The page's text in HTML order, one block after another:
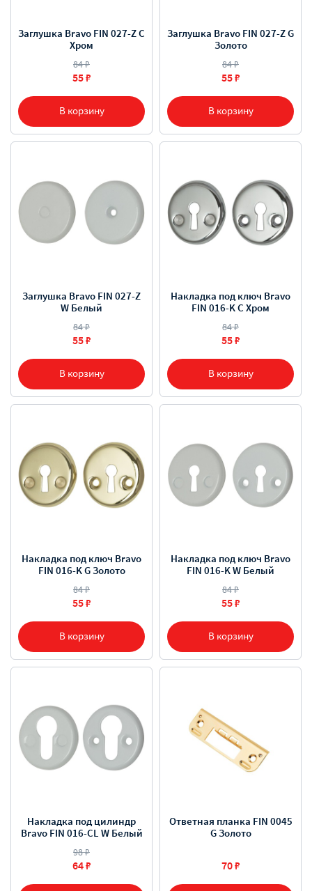
В корзину
Заглушка Bravo FIN 027-Z C
Хром
84 ₽
55 ₽
В корзину
Заглушка Bravo FIN 027-Z G
Золото
84 ₽
55 ₽
В корзину
Заглушка Bravo FIN 027-Z
W Белый
84 ₽
55 ₽
В корзину
Накладка под ключ Bravo
FIN 016-K C Хром
84 ₽
55 ₽
В корзину
Накладка под ключ Bravo
FIN 016-K G Золото
84 ₽
55 ₽
В корзину
Накладка под ключ Bravo
FIN 016-K W Белый
84 ₽
55 ₽
Накладка под цилиндр
Bravo FIN 016-СL W Белый
98 ₽
64 ₽
Ответная планка FIN 0045
G Золото
70 ₽